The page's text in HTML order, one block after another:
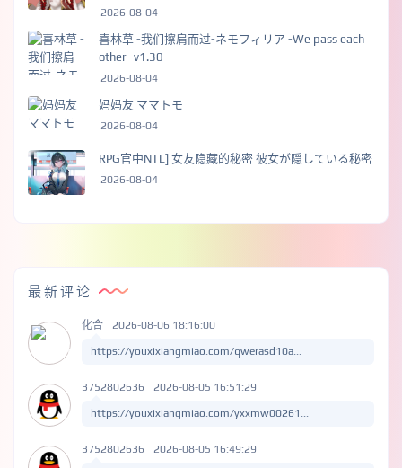
2026-08-04
喜林草 -我们擦肩而过-ネモフィリア -We pass each
other- v1.30
2026-08-04
妈妈友 ママトモ
2026-08-04
RPG官中NTL] 女友隐藏的秘密 彼女が隠している秘密
2026-08-04
最新评论
化合 2026-08-06 18:16:00
https://youxixiangmiao.com/qwerasd10a...
3752802636 2026-08-05 16:51:29
https://youxixiangmiao.com/yxxmw00261...
3752802636 2026-08-05 16:49:29